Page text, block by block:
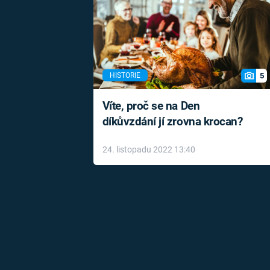
HISTORIE 5
Víte, proč se na Den
díkůvzdání jí zrovna krocan?
24. listopadu 2022 13:40